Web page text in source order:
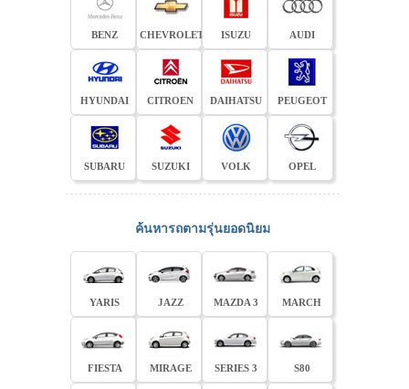
BENZ CHEVROLET ISUZU AUDI
HYUNDAI CITROEN DAIHATSU PEUGEOT
SUBARU SUZUKI VOLK OPEL
ค้นหารถตามรุ่นยอดนิยม
YARIS JAZZ MAZDA 3 MARCH
FIESTA MIRAGE SERIES 3 S80